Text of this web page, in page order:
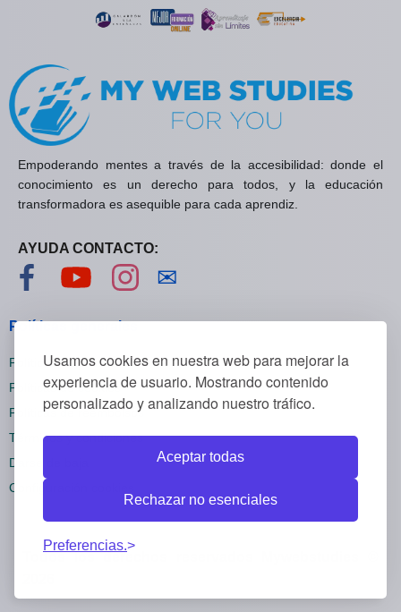
Usamos cookies en nuestra web para mejorar la
experiencia de usuario. Mostrando contenido
personalizado y analizando nuestro tráfico.
Aceptar todas
Rechazar no esenciales
Preferencias.
Empoderando mentes a través de la accesibilidad: donde el
conocimiento es un derecho para todos, y la educación
transformadora es asequible para cada aprendiz.
AYUDA CONTACTO:
Visítanos en Facebook
Visítanos en YouTube
Visítanos en Instagram
✉
Políticas generales
Políticas de privacidad
Políticas de cookies
Políticas de reembolsos
Términos y condiciones
Darse de baja
Configuración cookies
Todos los derechos reservados Mywebstudies ©